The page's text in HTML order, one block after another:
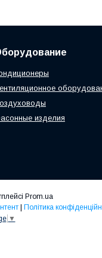
изделия
Prom.ua
Політика
▼